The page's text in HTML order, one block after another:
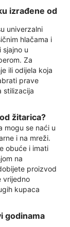
izrađene od
univerzalni
hlačama i
u
Za
ili odijela koja
prave
stilizacija
žitarica?
mogu se naći u
i na mreži.
obuće i imati
na
proizvod
vrijedno
kupaca
godinama